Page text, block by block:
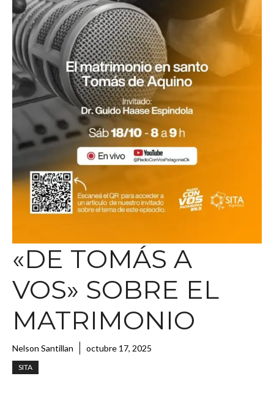
«DE TOMÁS A
VOS» SOBRE EL
MATRIMONIO
Nelson Santillan octubre 17, 2025
SITA